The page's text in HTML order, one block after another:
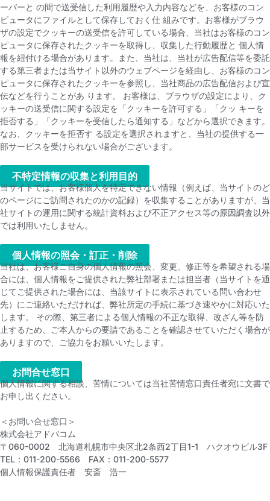
ーバーと の間で送受信した利用履歴や入力内容などを、お客様のコン
ピュータにファイルとして保存しておく仕 組みです。お客様がブラウ
ザの設定でクッキーの送受信を許可している場合、当社はお客様のコン
ピュータに保存されたクッキーを取得し、収集した行動履歴と 個人情
報を紐付ける場合があります。また、当社は、当社が広告配信等を委託
する第三者または当サイト以外のウェブページを経由し、お客様のコン
ピュータに保存されたクッキーを参照し、当社商品の広告配信および宣
伝などを行うことがあ ります。 お客様は、ブラウザの設定により、ク
ッキーの送受信に関する設定を「クッキーを許可する」「クッ キーを
拒否する」「クッキーを受信したら通知する」などから選択できます。
なお、クッキーを拒否す る設定を選択されますと、当社の提供する一
部サービスを受けられない場合がございます。
不特定情報の収集と利用目的​
当サイトでは、お客様個人を特定できない情報（例えば、当サイトのど
のページにご訪問されたのかの記録）を収集することがありますが、当
社サイトの運用に関する統計資料および不正アクセス等の原因調査以外
では利用いたしません。
個人情報の照会・訂正・削除
当社は、お客様ご自身の個人情報の照会、変更、修正等を希望される場
合には、個人情報をご提供された弊社部署または担当者（当サイトを通
じてご提供された場合には、当該サイトに表示されている問い合わせ
先）にご連絡いただければ、弊社所定の手続に基づき速やかに対応いた
します。 その際、第三者による個人情報の不正な取得、改ざん等を防
止するため、ご本人からの要請であることを確認させていただく場合が
ありますので、ご協力をお願いいたします。
お問合せ窓口​
個人情報に関する相談、苦情については当社苦情窓口責任者宛に文書で
お申し出ください。
＜お問い合せ窓口＞
株式会社アドバコム
〒060-0002 北海道札幌市中央区北2条西2丁目1-1 ハクオウビル3F
TEL：011-200-5566 FAX：011-200-5577
個人情報保護責任者 安斎 浩一